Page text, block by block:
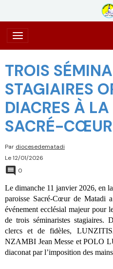
TROIS
STAGIAIRES
DIACRES À LA
SACRÉ-
Par diocesedematadi
Le 12/01/2026
0
Le dimanche 11 janvier 2026, en
paroisse Sacré-Cœur de Matadi
événement ecclésial majeur pour
de trois séminaristes stagiaires.
clercs et de fidèles,
NZAMBI Jean Messe et POLO
diaconat par l’imposition des